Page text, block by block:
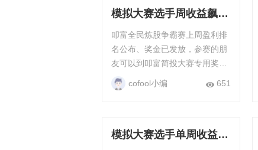
模拟大赛选手周收益飙升
23.57%，交易技艺超
群！
叩富全民炼股争霸赛上周盈利排
名公布、奖金已发放，参赛的朋
友可以到叩富简投大赛专用奖金
钱包查看，只要满20元就能直接
提现，每周每月都有现金奖励。
cofool小编 651
模拟大赛选手单周收益